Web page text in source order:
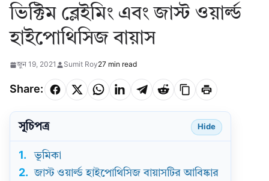
ভিক্টিম ব্লেইমিং এবং জাস্ট ওয়ার্ল্ড
হাইপোথিসিজ বায়াস
জুন 19, 2021 Sumit Roy27 min read
Share:
সূচিপত্র Hide
1.
ভূমিকা
2.
জাস্ট ওয়ার্ল্ড হাইপোথিসিজ বায়াসটির আবিষ্কার